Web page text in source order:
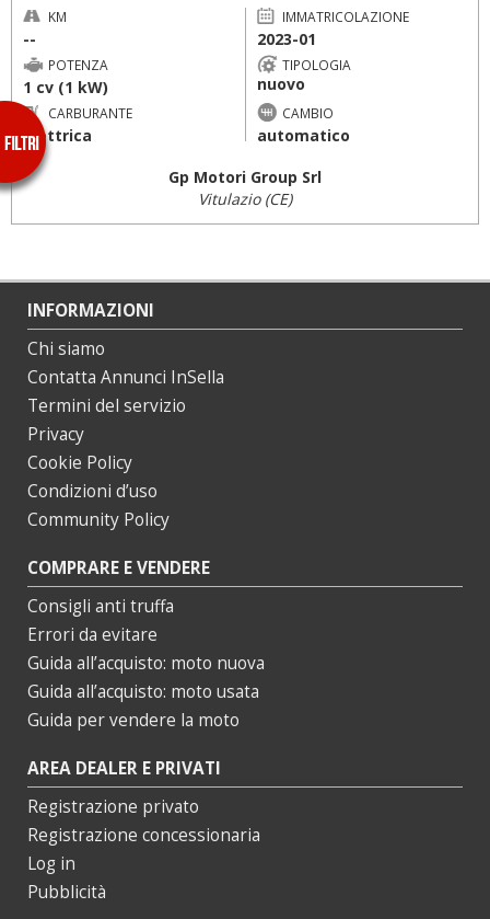
KM
--
IMMATRICOLAZIONE
2023-01
POTENZA
1 cv (1 kW)
TIPOLOGIA
nuovo
CARBURANTE
elettrica
CAMBIO
automatico
Gp Motori Group Srl
Vitulazio (CE)
INFORMAZIONI
Chi siamo
Contatta Annunci InSella
Termini del servizio
Privacy
Cookie Policy
Condizioni d’uso
Community Policy
COMPRARE E VENDERE
Consigli anti truffa
Errori da evitare
Guida all’acquisto: moto nuova
Guida all’acquisto: moto usata
Guida per vendere la moto
AREA DEALER E PRIVATI
Registrazione privato
Registrazione concessionaria
Log in
Pubblicità